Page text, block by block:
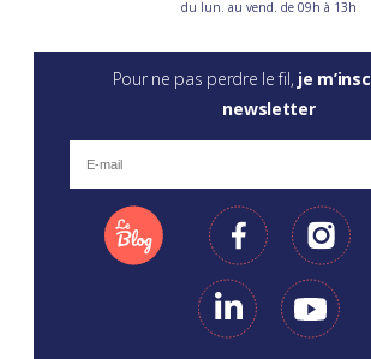
du lun. au vend. de 09h à 13h
Pour ne pas perdre le fil, je
newsletter